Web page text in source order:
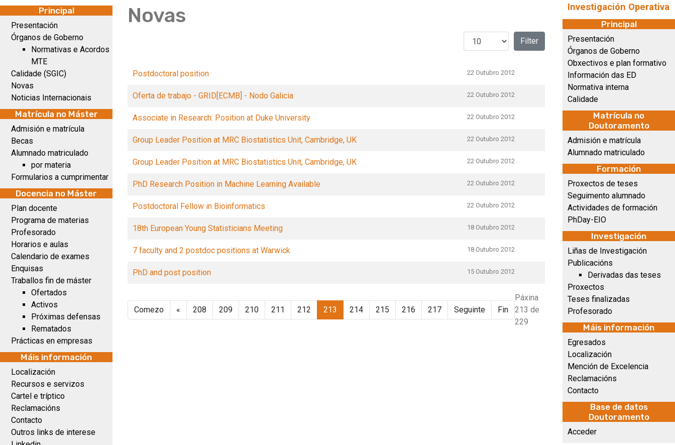
Principal
Presentación
Órganos de Goberno
Normativas e Acordos
MTE
Calidade (SGIC)
Novas
Noticias Internacionais
Matrícula no Máster
Admisión e matrícula
Becas
Alumnado matriculado
por materia
Formularios a cumprimentar
Docencia no Máster
Plan docente
Programa de materias
Profesorado
Horarios e aulas
Calendario de exames
Enquisas
Traballos fin de máster
Ofertados
Activos
Próximas defensas
Rematados
Prácticas en empresas
Máis información
Localización
Recursos e servizos
Cartel e tríptico
Reclamacións
Contacto
Outros links de interese
Novas
Amosar # Filter
Postdoctoral position 22 Outubro 2012
Oferta de trabajo - GRID[ECMB] - Nodo Galicia 22 Outubro 2012
Associate in Research: Position at Duke University 22 Outubro 2012
Group Leader Position at MRC Biostatistics Unit, Cambridge, UK 22 Outubro 2012
Group Leader Position at MRC Biostatistics Unit, Cambridge, UK 22 Outubro 2012
PhD Research Position in Machine Learning Available 22 Outubro 2012
Postdoctoral Fellow in Bioinformatics 22 Outubro 2012
18th European Young Statisticians Meeting 18 Outubro 2012
7 faculty and 2 postdoc positions at Warwick 18 Outubro 2012
PhD and post position 15 Outubro 2012
Comezo « 208 209 210 211 212 213 214 215 216 217 Seguinte Fin
Páxina
213 de
229
Investigación Operativa
Principal
Presentación
Órganos de Goberno
Obxectivos e plan formativo
Información das ED
Normativa interna
Calidade
Matrícula no
Doutoramento
Admisión e matrícula
Alumnado matriculado
Formación
Proxectos de teses
Seguimento alumnado
Actividades de formación
PhDay-EIO
Investigación
Liñas de Investigación
Publicacións
Derivadas das teses
Proxectos
Teses finalizadas
Profesorado
Máis información
Egresados
Localización
Mención de Excelencia
Reclamacións
Contacto
Base de datos
Doutoramento
Acceder